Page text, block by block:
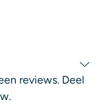
reviews. Deel